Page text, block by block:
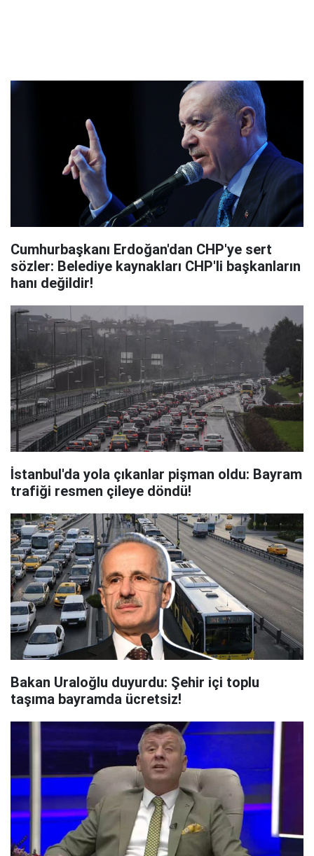
Cumhurbaşkanı Erdoğan'dan CHP'ye sert
sözler: Belediye kaynakları CHP'li başkanların
hanı değildir!
İstanbul'da yola çıkanlar pişman oldu: Bayram
trafiği resmen çileye döndü!
Bakan Uraloğlu duyurdu: Şehir içi toplu
taşıma bayramda ücretsiz!